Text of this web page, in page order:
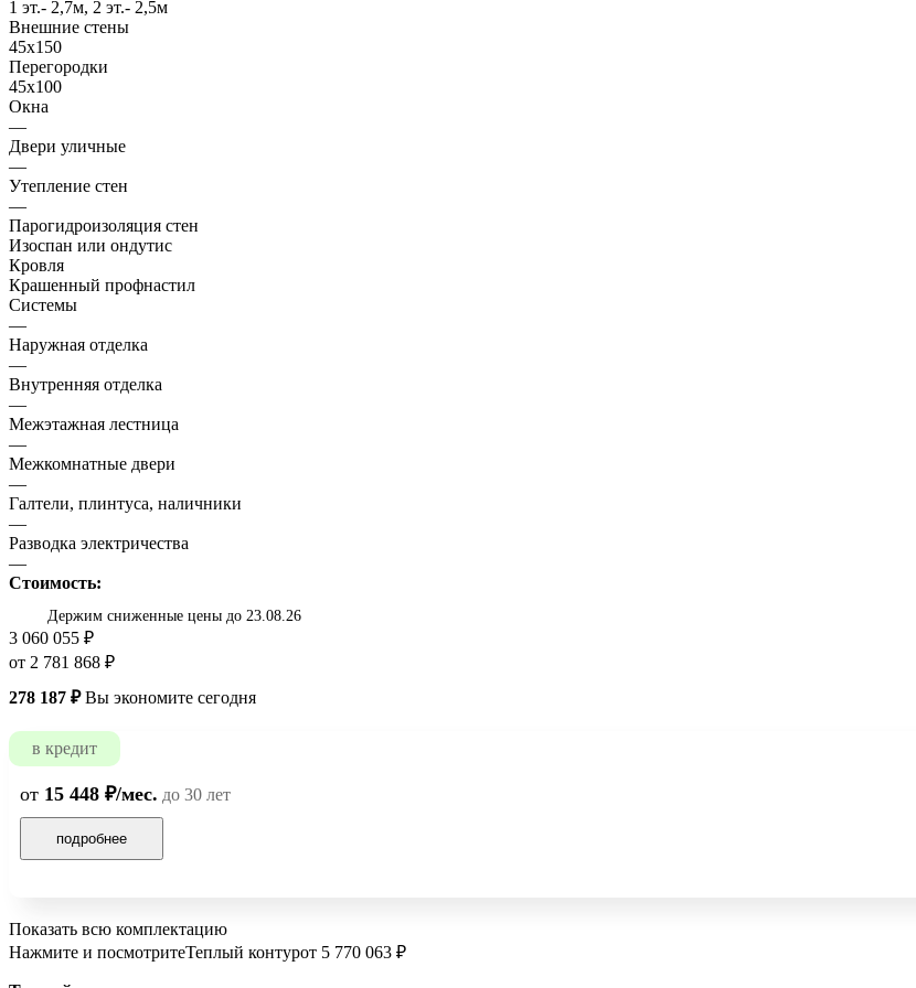
1 эт.- 2,7м, 2 эт.- 2,5м
Внешние стены
45х150
Перегородки
45х100
Окна
—
Двери уличные
—
Утепление стен
—
Парогидроизоляция стен
Изоспан или ондутис
Кровля
Крашенный профнастил
Системы
—
Наружная отделка
—
Внутренняя отделка
—
Межэтажная лестница
—
Межкомнатные двери
—
Галтели, плинтуса, наличники
—
Разводка электричества
—
Стоимость:
Держим сниженные цены до 23.08.26
3 060 055 ₽
от 2 781 868 ₽
278 187 ₽Вы экономите сегодня
в кредит
от 15 448 ₽/мес. до 30 лет
подробнее
Показать всю комплектацию
Нажмите и посмотритеТеплый контурот 5 770 063 ₽